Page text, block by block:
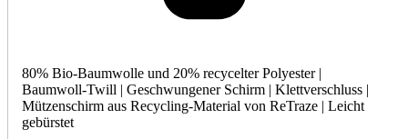
80% Bio-Baumwolle und 20% recycelter Polyester |
Baumwoll-Twill | Geschwungener Schirm | Klettverschluss |
Mützenschirm aus Recycling-Material von ReTraze | Leicht
gebürstet